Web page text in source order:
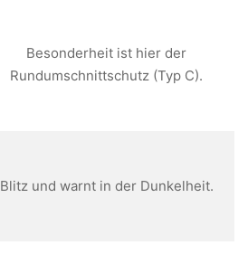
Besonderheit ist hier der
Rundumschnittschutz (Typ C).
Blitz und warnt in der Dunkelheit.